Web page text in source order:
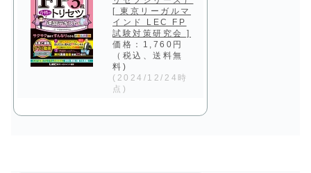
[ 東京リーガルマ
インド LEC FP
試験対策研究会 ]
価格：1,760円
（税込、送料無
料)
(2024/12/24時
点)